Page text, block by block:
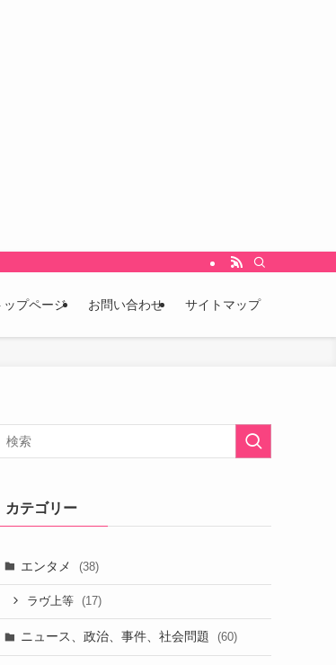
し、未来を先取りするための情報発信ブログです。 こんな
ップページ お問い合わせ サイトマップ
カテゴリー
エンタメ (38)
ラヴ上等 (17)
ニュース、政治、事件、社会問題 (60)